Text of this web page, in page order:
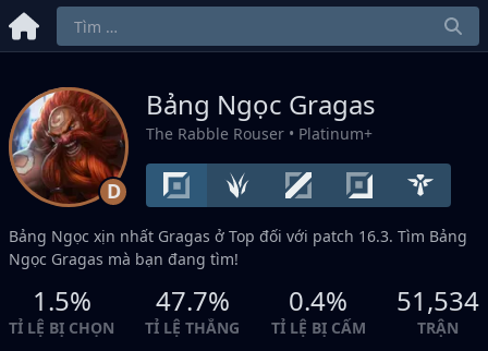
D
Bảng Ngọc Gragas
The Rabble Rouser • Platinum+
Bảng Ngọc xịn nhất Gragas ở Top đối với patch 16.3. Tìm Bảng
Ngọc Gragas mà bạn đang tìm!
1.5%
TỈ LỆ BỊ CHỌN
47.7%
TỈ LỆ THẮNG
0.4%
TỈ LỆ BỊ CẤM
51,534
TRẬN